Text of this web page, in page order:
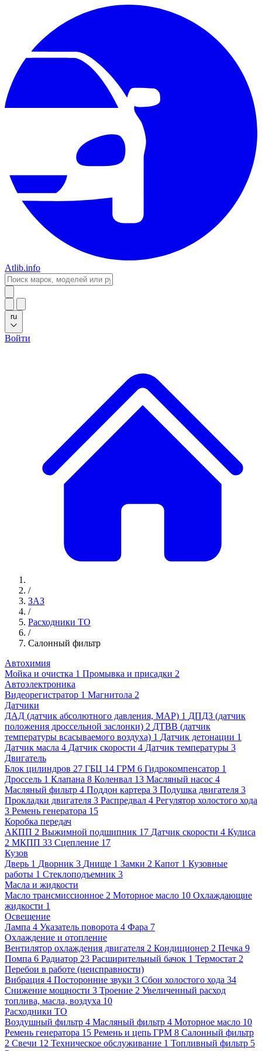
Atlib.info
ru
Войти
/
ЗАЗ
/
Расходники ТО
/
Салонный фильтр
Автохимия
Мойка и очистка 1 Промывка и присадки 2
Автоэлектроника
Видеорегистратор 1 Магнитола 2
Датчики
ДАД (датчик абсолютного давления, MAP) 1 ДПДЗ (датчик
положения дроссельной заслонки) 2 ДТВВ (датчик
температуры всасываемого воздуха) 1 Датчик детонации 1
Датчик масла 4 Датчик скорости 4 Датчик температуры 3
Двигатель
Блок цилиндров 27 ГБЦ 14 ГРМ 6 Гидрокомпенсатор 1
Дроссель 1 Клапана 8 Коленвал 13 Масляный насос 4
Масляный фильтр 4 Поддон картера 3 Подушка двигателя 3
Прокладки двигателя 3 Распредвал 4 Регулятор холостого хода
3 Ремень генератора 15
Коробка передач
АКПП 2 Выжимной подшипник 17 Датчик скорости 4 Кулиса
2 МКПП 33 Сцепление 17
Кузов
Дверь 1 Дворник 3 Днище 1 Замки 2 Капот 1 Кузовные
работы 1 Стеклоподъемник 3
Масла и жидкости
Масло трансмиссионное 2 Моторное масло 10 Охлаждающие
жидкости 1
Освещение
Лампа 4 Указатель поворота 4 Фара 7
Охлаждение и отопление
Вентилятор охлаждения двигателя 2 Кондиционер 2 Печка 9
Помпа 6 Радиатор 23 Расширительный бачок 1 Термостат 2
Перебои в работе (неисправности)
Вибрация 4 Посторонние звуки 3 Сбои холостого хода 34
Снижение мощности 3 Троение 2 Увеличенный расход
топлива, масла, воздуха 10
Расходники ТО
Воздушный фильтр 4 Масляный фильтр 4 Моторное масло 10
Ремень генератора 15 Ремень и цепь ГРМ 8 Салонный фильтр
2 Свечи 12 Техническое обслуживание 1 Топливный фильтр 5